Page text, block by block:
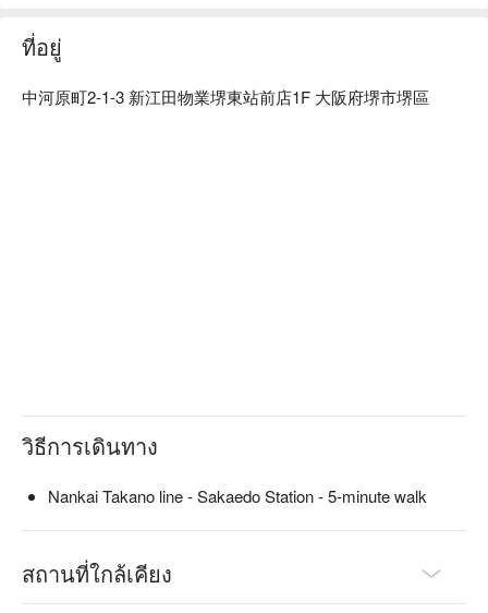
be satisfied too. Creative dishes using cheese sourced from
all over the country, with the theme of "cheese + something."
and delicious to eat!"
ที่อยู่
中河原町2-1-3 新江田物業堺東站前店1F 大阪府堺市堺區
วิธีการเดินทาง
Nankai Takano line - Sakaedo Station - 5-minute walk
สถานที่ใกล้เคียง